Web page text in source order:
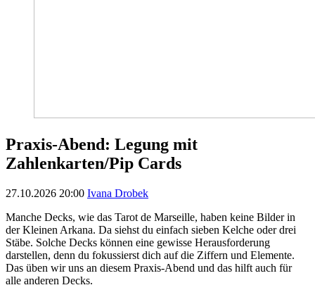
Praxis-Abend: Legung mit
Zahlenkarten/Pip Cards
27.10.2026 20:00 Ivana Drobek
Manche Decks, wie das Tarot de Marseille, haben keine Bilder in
der Kleinen Arkana. Da siehst du einfach sieben Kelche oder drei
Stäbe. Solche Decks können eine gewisse Herausforderung
darstellen, denn du fokussierst dich auf die Ziffern und Elemente.
Das üben wir uns an diesem Praxis-Abend und das hilft auch für
alle anderen Decks.